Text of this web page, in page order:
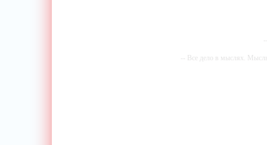
-- Все дело в мыслях.